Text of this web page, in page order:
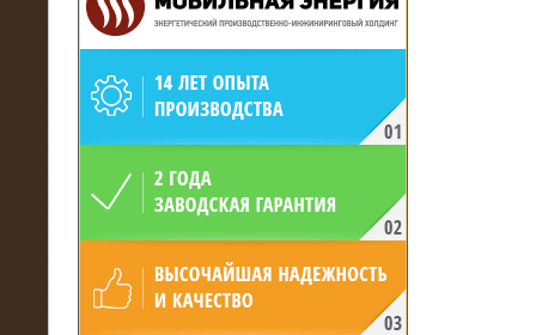
произведён высоковольтный
нагрузочный комплекс 24 МВт с
напряжением 6/10 кВ